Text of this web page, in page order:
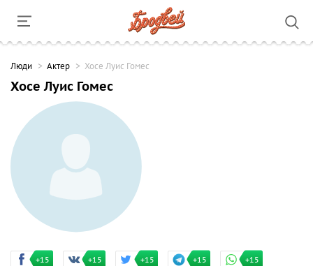
Люди Актер Хосе Луис Гомес
Хосе Луис Гомес
+15 +15 +15 +15 +15